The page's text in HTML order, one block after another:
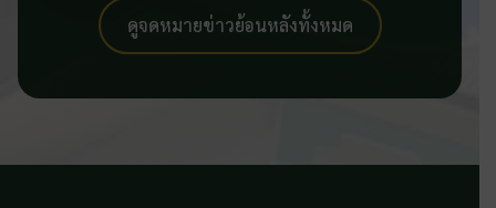
ดูจดหมายข่าวย้อนหลังทั้งหมด